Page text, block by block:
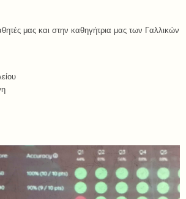
μας και στην καθηγήτρια μας των Γαλλικών